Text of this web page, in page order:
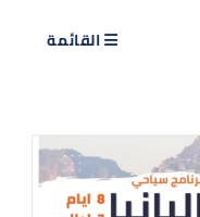
القائمة